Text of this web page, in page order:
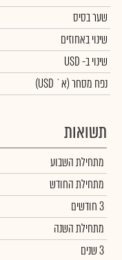
שער בסיס
שינוי באחוזים
שינויב- USD
נפח מסחר(א` USD)
תשואות
מתחילת השבוע
מתחילת החודש
3 חודשים
מתחילת השנה
3 שנים